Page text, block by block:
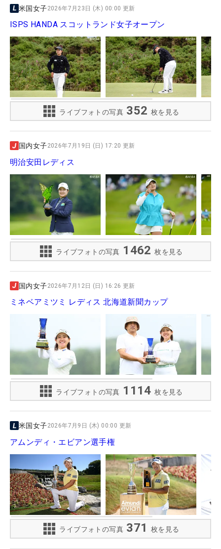
米国女子2026年7月23日 (木) 00:00 更新
ISPS HANDA スコットランド女子オープン
ライブフォトの写真 352 枚を見る
国内女子2026年7月19日 (日) 17:20 更新
明治安田レディス
ライブフォトの写真 1462 枚を見る
国内女子2026年7月12日 (日) 16:26 更新
ミネベアミツミ レディス 北海道新聞カップ
ライブフォトの写真 1114 枚を見る
米国女子2026年7月9日 (木) 00:00 更新
アムンディ・エビアン選手権
ライブフォトの写真 371 枚を見る